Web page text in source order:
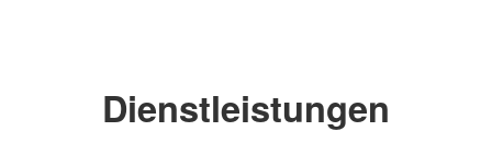
Dienstleistungen